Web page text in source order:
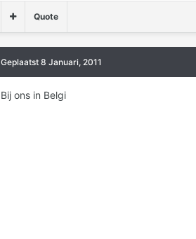
Quote
Geplaatst 8 Januari, 2011
Bij ons in Belgi